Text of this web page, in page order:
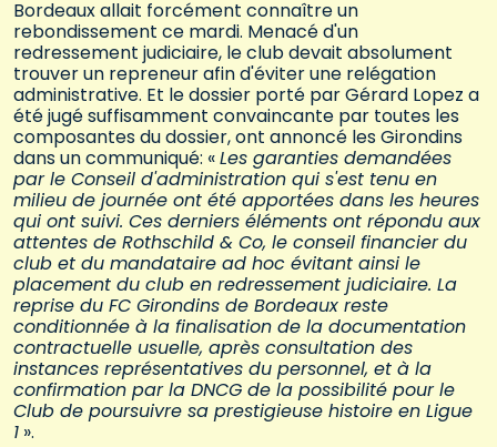
Bordeaux allait forcément connaître un
rebondissement ce mardi. Menacé d'un
redressement judiciaire, le club devait absolument
trouver un repreneur afin d'éviter une relégation
administrative. Et le dossier porté par Gérard Lopez a
été jugé suffisamment convaincante par toutes les
composantes du dossier, ont annoncé les Girondins
dans un communiqué: «Les garanties demandées
par le Conseil d'administration qui s'est tenu en
milieu de journée ont été apportées dans les heures
qui ont suivi. Ces derniers éléments ont répondu aux
attentes de Rothschild & Co, le conseil financier du
club et du mandataire ad hoc évitant ainsi le
placement du club en redressement judiciaire. La
reprise du FC Girondins de Bordeaux reste
conditionnée à la finalisation de la documentation
contractuelle usuelle, après consultation des
instances représentatives du personnel, et à la
confirmation par la DNCG de la possibilité pour le
Club de poursuivre sa prestigieuse histoire en Ligue
1 ».